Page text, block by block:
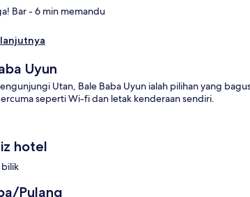
Bar - ‬6 min memandu
Uyun
Utan, Bale Baba Uyun ialah pilihan yang
seperti Wi-fi dan letak kenderaan sendiri.
hotel
Pulang